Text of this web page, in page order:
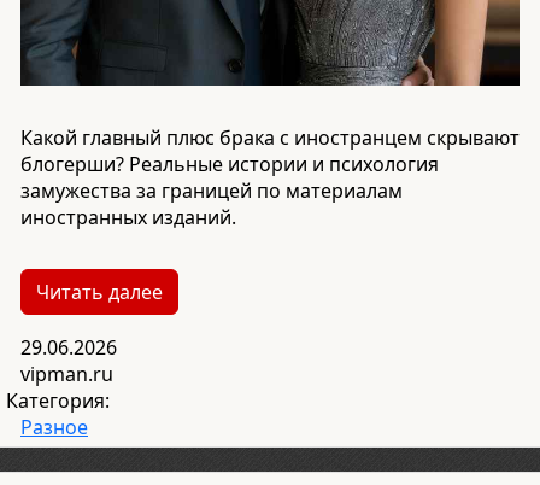
Какой главный плюс брака с иностранцем скрывают
блогерши? Реальные истории и психология
замужества за границей по материалам
иностранных изданий.
Читать далее
29.06.2026
vipman.ru
Категория:
Разное